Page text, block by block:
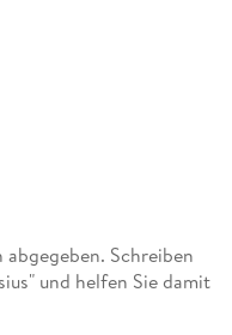
Schreiben
und helfen Sie damit